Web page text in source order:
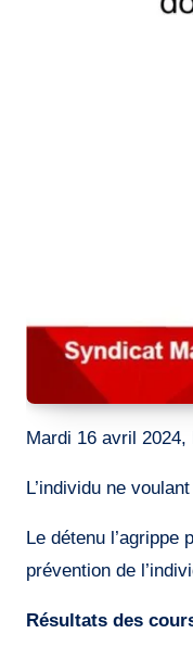
Mardi 16 avril
L’individu ne
Le détenu
prévention de
Résultats des